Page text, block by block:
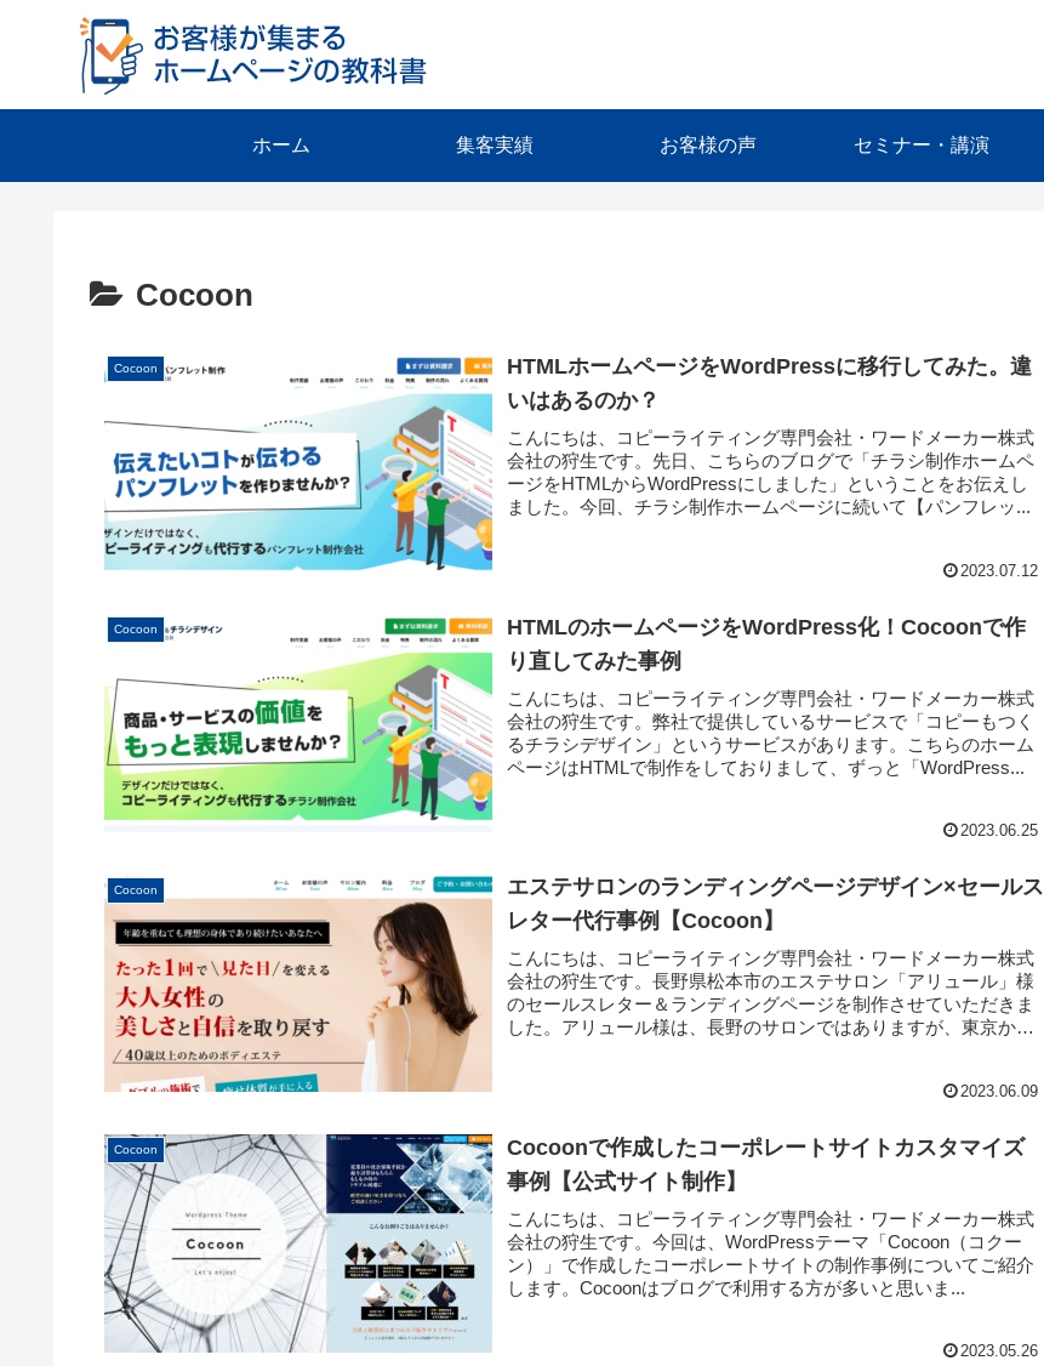
ホーム 集客実績 お客様の声 セミナー・講演
Cocoon
Cocoon
HTMLホームページをWordPressに移行してみた。違
いはあるのか？
こんにちは、コピーライティング専門会社・ワードメーカー株式
会社の狩生です。先日、こちらのブログで「チラシ制作ホームペ
ージをHTMLからWordPressにしました」ということをお伝えし
ました。今回、チラシ制作ホームページに続いて【パンフレッ...
2023.07.12
Cocoon
HTMLのホームページをWordPress化！Cocoonで作
り直してみた事例
こんにちは、コピーライティング専門会社・ワードメーカー株式
会社の狩生です。弊社で提供しているサービスで「コピーもつく
るチラシデザイン」というサービスがあります。こちらのホーム
ページはHTMLで制作をしておりまして、ずっと「WordPress...
2023.06.25
Cocoon
エステサロンのランディングページデザイン×セールス
レター代行事例【Cocoon】
こんにちは、コピーライティング専門会社・ワードメーカー株式
会社の狩生です。長野県松本市のエステサロン「アリュール」様
のセールスレター＆ランディングページを制作させていただきま
した。アリュール様は、長野のサロンではありますが、東京から
2023.06.09
Cocoon
Cocoonで作成したコーポレートサイトカスタマイズ
事例【公式サイト制作】
こんにちは、コピーライティング専門会社・ワードメーカー株式
会社の狩生です。今回は、WordPressテーマ「Cocoon（コクー
ン）」で作成したコーポレートサイトの制作事例についてご紹介
します。Cocoonはブログで利用する方が多いと思いま...
2023.05.26